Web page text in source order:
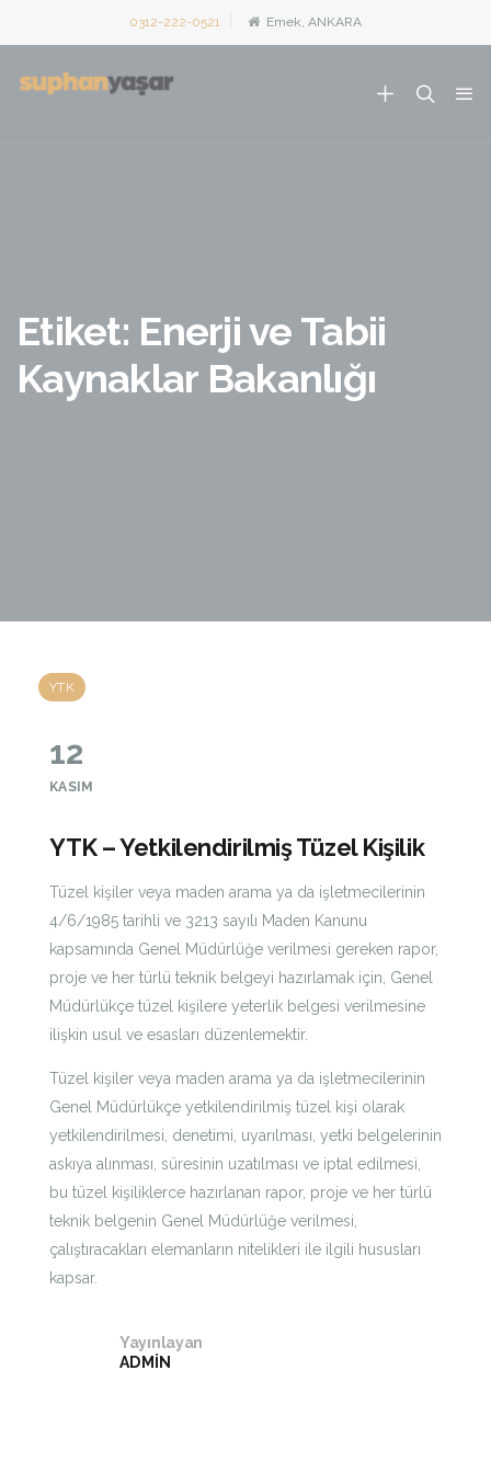
0312-222-0521 Emek, ANKARA
Etiket: Enerji ve Tabii
Kaynaklar Bakanlığı
YTK
12
KASIM
YTK – Yetkilendirilmiş Tüzel Kişilik
Tüzel kişiler veya maden arama ya da işletmecilerinin
4/6/1985 tarihli ve 3213 sayılı Maden Kanunu
kapsamında Genel Müdürlüğe verilmesi gereken rapor,
proje ve her türlü teknik belgeyi hazırlamak için, Genel
Müdürlükçe tüzel kişilere yeterlik belgesi verilmesine
ilişkin usul ve esasları düzenlemektir.
Tüzel kişiler veya maden arama ya da işletmecilerinin
Genel Müdürlükçe yetkilendirilmiş tüzel kişi olarak
yetkilendirilmesi, denetimi, uyarılması, yetki belgelerinin
askıya alınması, süresinin uzatılması ve iptal edilmesi,
bu tüzel kişiliklerce hazırlanan rapor, proje ve her türlü
teknik belgenin Genel Müdürlüğe verilmesi,
çalıştıracakları elemanların nitelikleri ile ilgili hususları
kapsar.
Yayınlayan
ADMIN